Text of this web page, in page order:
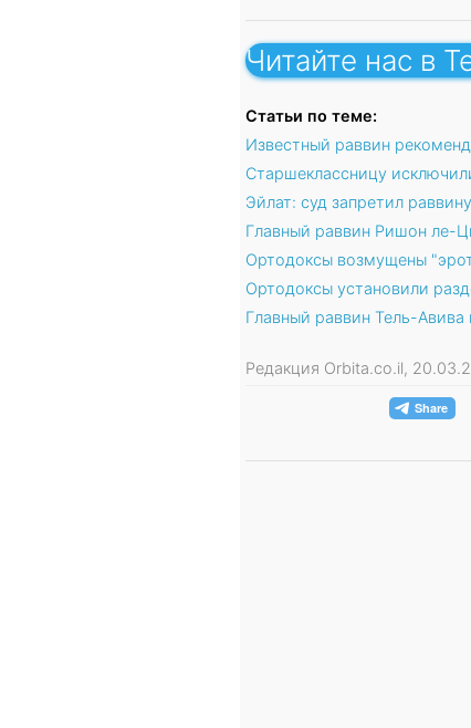
Читайте нас в
Статьи по теме:
Известный раввин
Старшеклассницу
Эйлат: суд запретил
Главный раввин Ришон ле-
Ортодоксы возмущены
Ортодоксы установили
Главный раввин Тель-
Редакция Orbita.co.il,